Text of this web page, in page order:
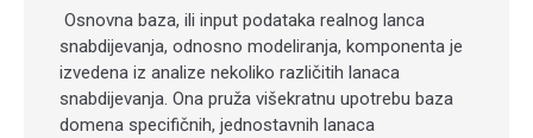
Osnovna baza, ili input podataka realnog lanca
snabdijevanja, odnosno modeliranja, komponenta je
izvedena iz analize nekoliko različitih lanaca
snabdijevanja. Ona pruža višekratnu upotrebu baza
domena specifičnih, jednostavnih lanaca